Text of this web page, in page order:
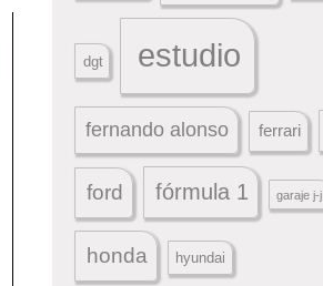
dgt estudio
fernando alonso ferrari
ford fórmula 1 garaje j-j
honda hyundai